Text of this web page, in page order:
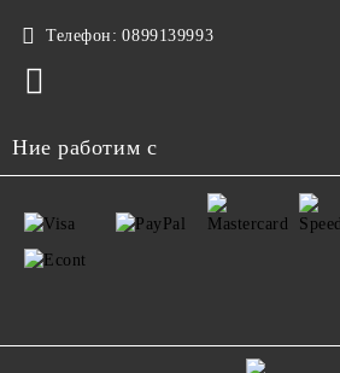
Телефон: 0899139993
Ние работим с